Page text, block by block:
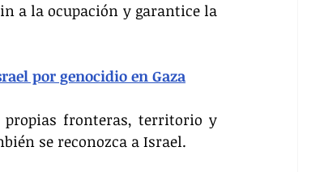
a la ocupación y garantice la
por genocidio en Gaza
propias fronteras, territorio y
se reconozca a Israel.